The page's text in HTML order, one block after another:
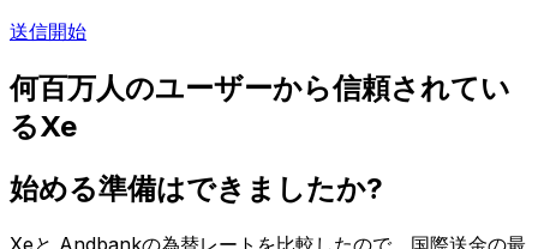
送信開始
何百万人のユーザーから信頼されてい
るXe
始める準備はできましたか?
Xeと Andbankの為替レートを比較したので、国際送金の最